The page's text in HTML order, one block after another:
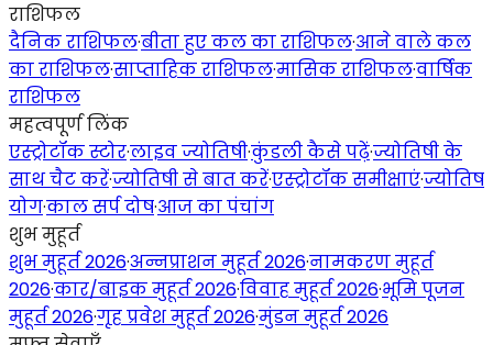
राशिफल
दैनिक राशिफल·बीता हुए कल का राशिफल·आने वाले कल
का राशिफल·साप्ताहिक राशिफल·मासिक राशिफल·वार्षिक
राशिफल
महत्वपूर्ण लिंक
एस्ट्रोटॉक स्टोर·लाइव ज्योतिषी·कुंडली कैसे पढ़ें·ज्योतिषी के
साथ चैट करें·ज्योतिषी से बात करें·एस्ट्रोटॉक समीक्षाएं·ज्योतिष
योग·काल सर्प दोष·आज का पंचांग
शुभ मुहूर्त
शुभ मुहूर्त 2026·अन्नप्राशन मुहूर्त 2026·नामकरण मुहूर्त
2026·कार/बाइक मुहूर्त 2026·विवाह मुहूर्त 2026·भूमि पूजन
मुहूर्त 2026·गृह प्रवेश मुहूर्त 2026·मुंडन मुहूर्त 2026